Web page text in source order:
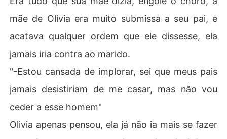
mãe de Olivia era muito submissa a seu pai, e
acatava qualquer ordem que ele dissesse, ela
jamais iria contra ao marido.
"-Estou cansada de implorar, sei que meus pais
jamais desistiriam de me casar, mas não vou
ceder a esse homem"
Olivia apenas pensou, ela já não ia mais se fazer